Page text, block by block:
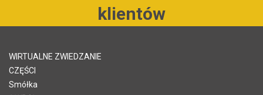
klientów
WIRTUALNE ZWIEDZANIE
CZĘŚCI
Smółka